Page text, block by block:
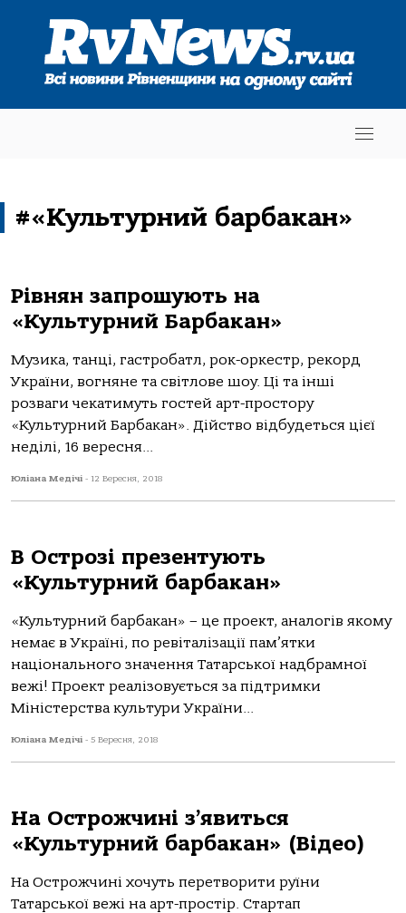
#«Культурний барбакан»
Рівнян запрошують на
«Культурний Барбакан»
Музика, танці, гастробатл, рок-оркестр, рекорд
України, вогняне та світлове шоу. Ці та інші
розваги чекатимуть гостей арт-простору
«Культурний Барбакан». Дійство відбудеться цієї
неділі, 16 вересня...
Юліана Медічі - 12 Вересня, 2018
В Острозі презентують
«Культурний барбакан»
«Культурний барбакан» – це проект, аналогів якому
немає в Україні, по ревіталізації пам’ятки
національного значення Татарської надбрамної
вежі! Проект реалізовується за підтримки
Міністерства культури України...
Юліана Медічі - 5 Вересня, 2018
На Острожчині з’явиться
«Культурний барбакан» (Відео)
На Острожчині хочуть перетворити руїни
Татарської вежі на арт-простір. Стартап